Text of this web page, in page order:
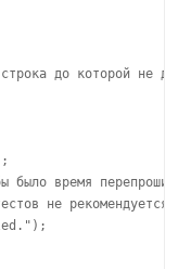
до которой не
было время перепрошить
не рекомендуется